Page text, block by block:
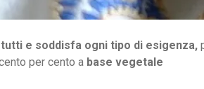
tutti e soddisfa ogni tipo di esigenza,
per cento a base vegetale